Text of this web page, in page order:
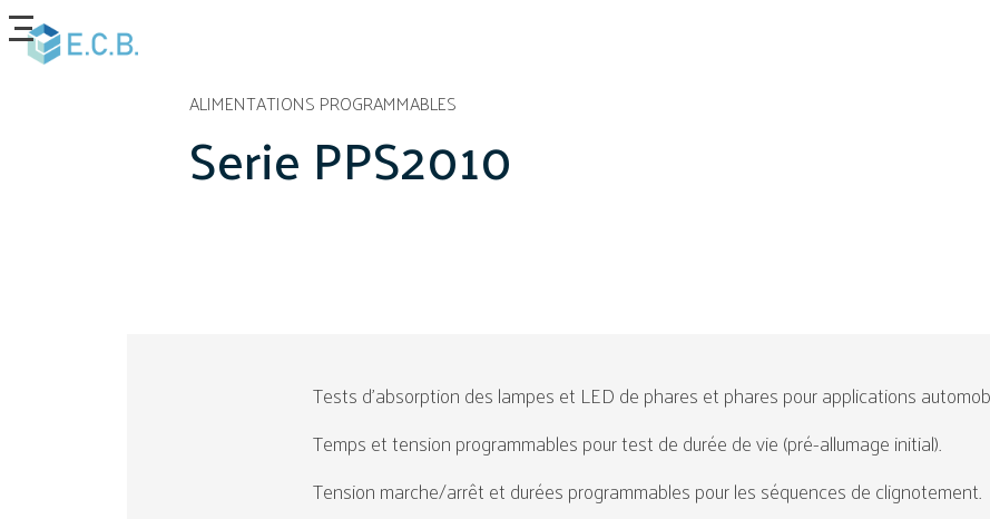
Aller au contenu principal
ALIMENTATIONS PROGRAMMABLES
Serie PPS2010
Tests d'absorption des lampes et LED de phares et phares pour applications
Temps et tension programmables pour test de durée de vie (pré-allumage initial).
Tension marche/arrêt et durées programmables pour les séquences de clignotement.